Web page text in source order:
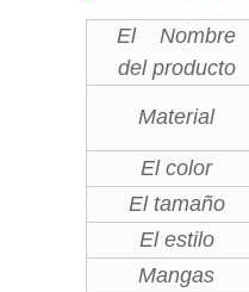
El Nombre
del producto
Material
El color
El tamaño
El estilo
Mangas